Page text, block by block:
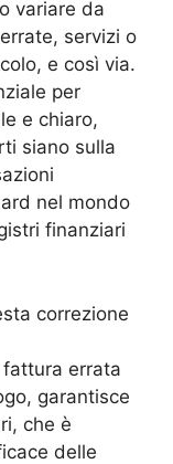
variare da
servizi o
e così via.
per
e chiaro,
siano sulla
nel mondo
finanziari
correzione
errata
garantisce
che è
delle